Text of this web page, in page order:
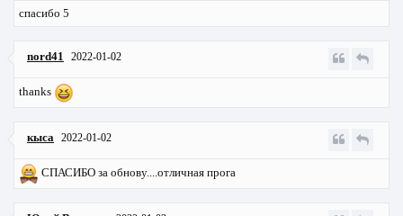
спасибо 5
nord41 2022-01-02
thanks
кыса 2022-01-02
СПАСИБО за обнову....отличная прога